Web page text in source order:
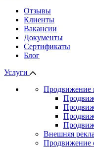
Отзывы
Клиенты
Вакансии
Документы
Сертификаты
Блог
Услуги
Продвижение
Внешняя
Продвижение